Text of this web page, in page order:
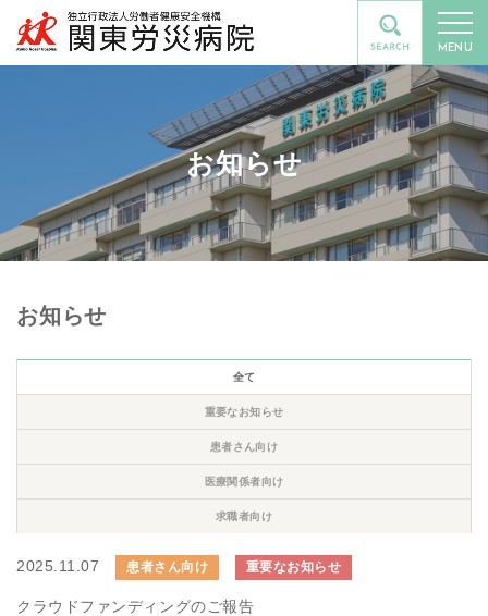
MENU
お知らせ
お知らせ
全て
重要なお知らせ
患者さん向け
医療関係者向け
求職者向け
2025.11.07 患者さん向け 重要なお知らせ
クラウドファンディングのご報告